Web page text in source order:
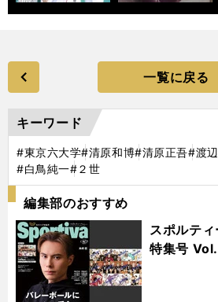
一覧に戻る
キーワード
#東京六大学#清原和博#清原正吾#渡
#白鳥純一#２世
編集部のおすすめ
スポルテ
特集号